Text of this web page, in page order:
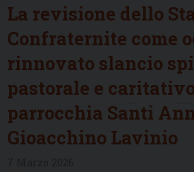
La revisione dello
Confraternite come
rinnovato slancio
pastorale e
parrocchia Santi
Gioacchino Lavinio